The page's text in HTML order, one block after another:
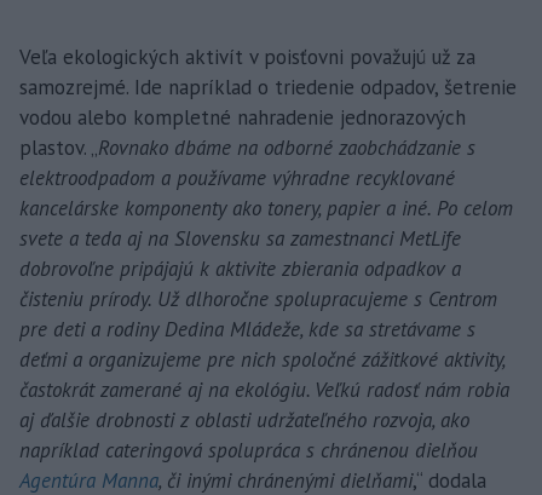
Veľa ekologických aktivít v poisťovni považujú už za
samozrejmé. Ide napríklad o triedenie odpadov, šetrenie
vodou alebo kompletné nahradenie jednorazových
plastov. „Rovnako dbáme na odborné zaobchádzanie s
elektroodpadom a používame výhradne recyklované
kancelárske komponenty ako tonery, papier a iné. Po celom
svete a teda aj na Slovensku sa zamestnanci MetLife
dobrovoľne pripájajú k aktivite zbierania odpadkov a
čisteniu prírody. Už dlhoročne spolupracujeme s Centrom
pre deti a rodiny Dedina Mládeže, kde sa stretávame s
deťmi a organizujeme pre nich spoločné zážitkové aktivity,
častokrát zamerané aj na ekológiu. Veľkú radosť nám robia
aj ďalšie drobnosti z oblasti udržateľného rozvoja, ako
napríklad cateringová spolupráca s chránenou dielňou
Agentúra Manna, či inými chránenými dielňami,“ dodala